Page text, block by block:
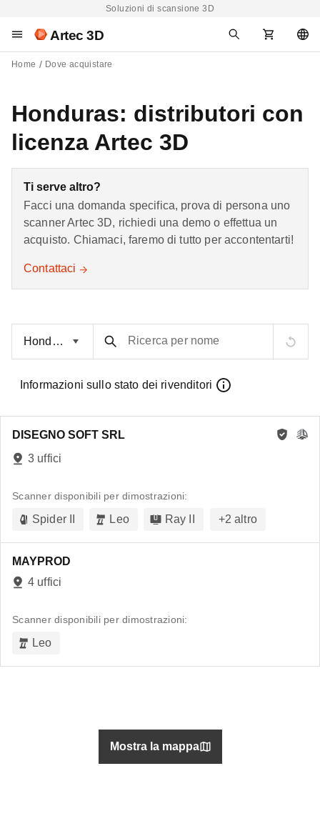
Soluzioni di scansione 3D
Artec 3D
Home Dove acquistare
Honduras: distributori con
licenza Artec 3D
Ti serve altro?
Facci una domanda specifica, prova di persona uno
scanner Artec 3D, richiedi una demo o effettua un
acquisto. Chiamaci, faremo di tutto per accontentarti!
Contattaci
Ricerca per nome
Informazioni sullo stato dei rivenditori
DISEGNO SOFT SRL
3 uffici
Scanner disponibili per dimostrazioni:
Spider II Leo Ray II +2 altro
MAYPROD
4 uffici
Scanner disponibili per dimostrazioni:
Leo
Mostra la mappa